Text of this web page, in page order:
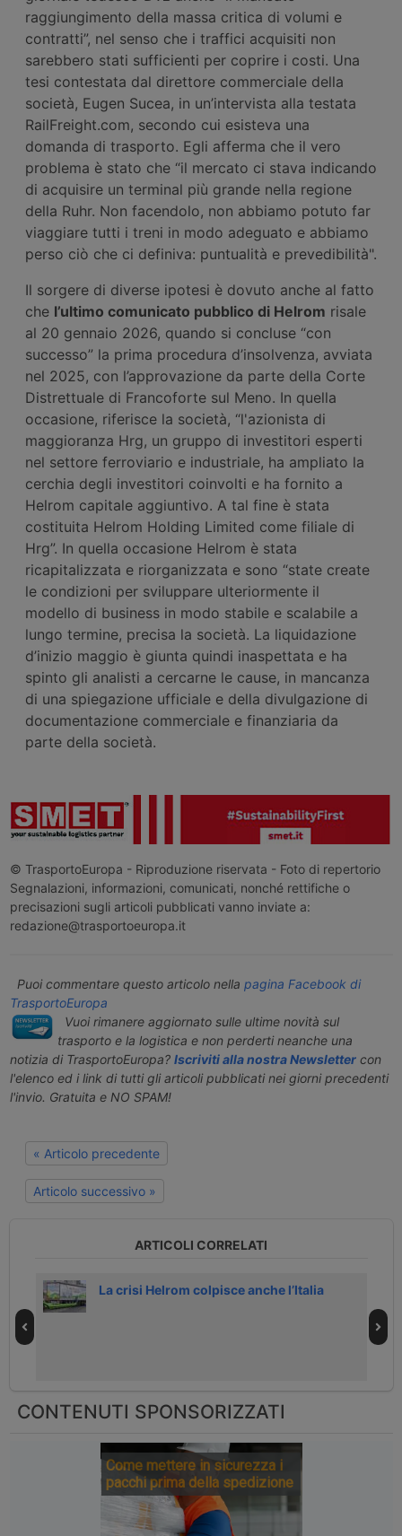
raggiungimento della massa critica di volumi e
contratti”, nel senso che i traffici acquisiti non
sarebbero stati sufficienti per coprire i costi. Una
tesi contestata dal direttore commerciale della
società, Eugen Sucea, in un’intervista alla testata
RailFreight.com, secondo cui esisteva una
domanda di trasporto. Egli afferma che il vero
problema è stato che “il mercato ci stava indicando
di acquisire un terminal più grande nella regione
della Ruhr. Non facendolo, non abbiamo potuto far
viaggiare tutti i treni in modo adeguato e abbiamo
perso ciò che ci definiva: puntualità e prevedibilità".
Il sorgere di diverse ipotesi è dovuto anche al fatto
che l’ultimo comunicato pubblico di Helrom risale
al 20 gennaio 2026, quando si concluse “con
successo” la prima procedura d’insolvenza, avviata
nel 2025, con l’approvazione da parte della Corte
Distrettuale di Francoforte sul Meno. In quella
occasione, riferisce la società, “l'azionista di
maggioranza Hrg, un gruppo di investitori esperti
nel settore ferroviario e industriale, ha ampliato la
cerchia degli investitori coinvolti e ha fornito a
Helrom capitale aggiuntivo. A tal fine è stata
costituita Helrom Holding Limited come filiale di
Hrg”. In quella occasione Helrom è stata
ricapitalizzata e riorganizzata e sono “state create
le condizioni per sviluppare ulteriormente il
modello di business in modo stabile e scalabile a
lungo termine, precisa la società. La liquidazione
d’inizio maggio è giunta quindi inaspettata e ha
spinto gli analisti a cercarne le cause, in mancanza
di una spiegazione ufficiale e della divulgazione di
documentazione commerciale e finanziaria da
parte della società.
© TrasportoEuropa - Riproduzione riservata - Foto di repertorio
Segnalazioni, informazioni, comunicati, nonché rettifiche o
precisazioni sugli articoli pubblicati vanno inviate a:
redazione@trasportoeuropa.it
Puoi commentare questo articolo nella pagina Facebook di
TrasportoEuropa
Vuoi rimanere aggiornato sulle ultime novità sul
trasporto e la logistica e non perderti neanche una
notizia di TrasportoEuropa? Iscriviti alla nostra Newslettercon
l'elenco ed i link di tutti gli articoli pubblicati nei giorni precedenti
l'invio. Gratuita e NO SPAM!
« Articolo precedente
Articolo successivo »
ARTICOLI CORRELATI
La crisi Helrom colpisce anche l’Italia
CONTENUTI SPONSORIZZATI
Come mettere in sicurezza i
pacchi prima della spedizione